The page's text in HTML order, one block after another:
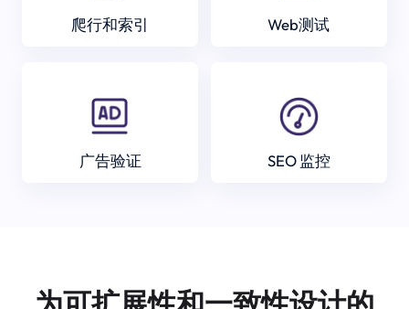
爬行和索引 Web测试
广告验证 SEO 监控